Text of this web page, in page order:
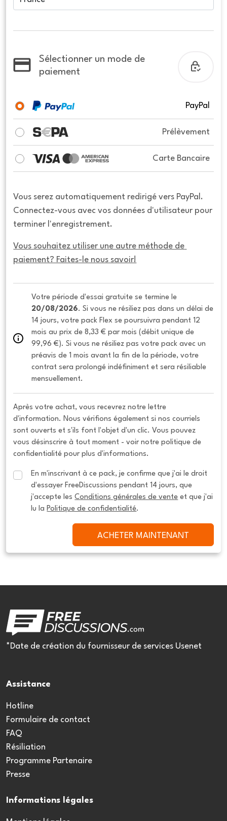
Sélectionner un mode de
paiement
PayPal
Prélèvement
Carte Bancaire
Vous serez automatiquement redirigé vers PayPal.
Connectez-vous avec vos données d'utilisateur pour
terminer l'enregistrement.
Vous souhaitez utiliser une autre méthode de
paiement? Faites-le nous savoir!
20/08/2026. Si vous ne résiliez pas dans un délai de
14 jours, votre pack Flex se poursuivra pendant 12
mois au prix de 8,33 € par mois (débit unique de
99,96 €). Si vous ne résiliez pas votre pack avec un
préavis de 1 mois avant la fin de la période, votre
contrat sera prolongé indéfiniment et sera résiliable
mensuellement.
Après votre achat, vous recevrez notre lettre
d'information. Nous vérifions également si nos courriels
sont ouverts et s'ils font l'objet d'un clic. Vous pouvez
vous désinscrire à tout moment - voir notre politique de
confidentialité pour plus d'informations.
En m'inscrivant à ce pack, je confirme que j'ai le droit
d'essayer FreeDiscussions pendant 14 jours, que
j'accepte les Conditions générales de vente et que j'ai
lu la Politique de confidentialité.
ACHETER MAINTENANT
*Date de création du fournisseur de services Usenet
Assistance
Hotline
Formulaire de contact
FAQ
Résiliation
Programme Partenaire
Presse
Informations légales